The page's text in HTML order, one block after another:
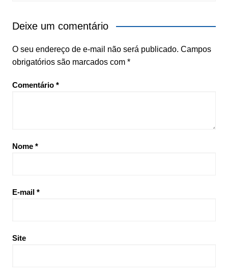
Deixe um comentário
O seu endereço de e-mail não será publicado. Campos
obrigatórios são marcados com *
Comentário *
Nome *
E-mail *
Site